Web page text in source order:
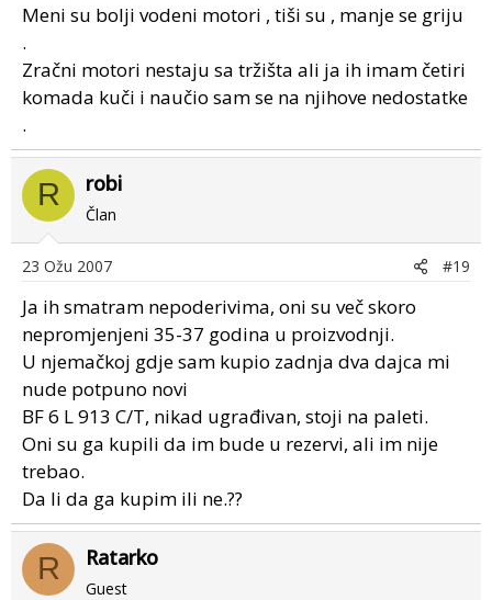
Meni su bolji vodeni motori , tiši su , manje se griju
.
Zračni motori nestaju sa tržišta ali ja ih imam četiri
komada kuči i naučio sam se na njihove nedostatke
.
R robi
Član
23 Ožu 2007 #19
Ja ih smatram nepoderivima, oni su več skoro
nepromjenjeni 35-37 godina u proizvodnji.
U njemačkoj gdje sam kupio zadnja dva dajca mi
nude potpuno novi
BF 6 L 913 C/T, nikad ugrađivan, stoji na paleti.
Oni su ga kupili da im bude u rezervi, ali im nije
trebao.
Da li da ga kupim ili ne.??
R Ratarko
Guest